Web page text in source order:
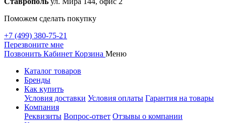
Поможем сделать покупку
+7 (499) 380-75-21
Перезвоните мне
Позвонить Кабинет Корзина Меню
Каталог товаров
Бренды
Как купить
Условия доставки Условия оплаты Гарантия на товары
Компания
Реквизиты Вопрос-ответ Отзывы о компании